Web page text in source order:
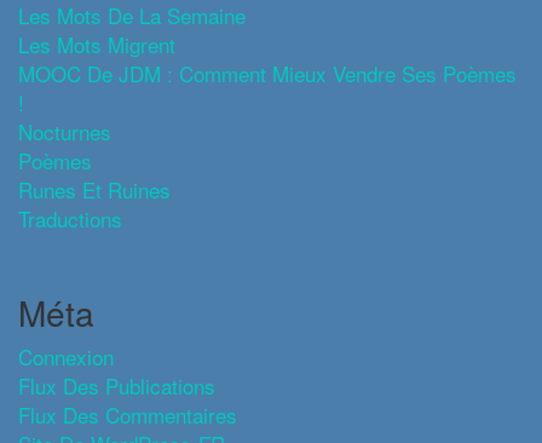
Les Mots De La Semaine
Les Mots Migrent
MOOC De JDM : Comment Mieux Vendre Ses Poèmes
!
Nocturnes
Poèmes
Runes Et Ruines
Traductions
Méta
Connexion
Flux Des Publications
Flux Des Commentaires